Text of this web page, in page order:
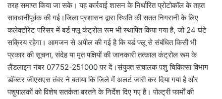
तरह समाप्त किया जा सके। यह कार्रवाई शासन के निर्धारित प्रोटोकॉल के तहत
सावधानीपूर्वक की गई।जिला प्रशासन द्वारा स्थिति की सतत निगरानी के लिए
कलेक्टोरेट परिसर में बर्ड फ्लू कंट्रोल रूम भी स्थापित किया गया है, जो 24 घंटे
सक्रिय रहेगा। आमजन से अपील की गई है कि बर्ड फ्लू से संबंधित किसी भी
प्रकार की सूचना, संदेह या मृत पक्षियों की जानकारी तत्काल कंट्रोल रूम के
लैंडलाइन नंबर 07752-251000 पर दें।संयुक्त संचालक पशु चिकित्सा विभाग
डॉक्टर जीएसएस तंवर ने बताया कि जिले में अलर्ट जारी कर दिया गया है और
पशुपालकों को विशेष सतर्कता बरतने के निर्देश दिए गए हैं। पोल्ट्री फार्मों की